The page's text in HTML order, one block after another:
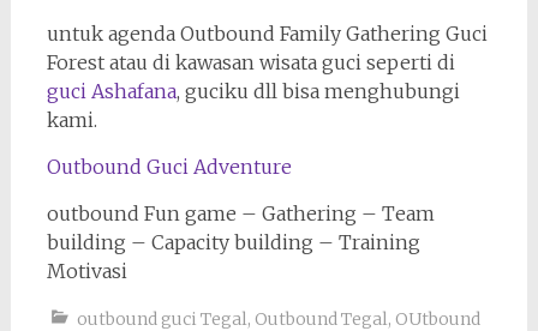
untuk agenda Outbound Family Gathering Guci
Forest atau di kawasan wisata guci seperti di
guci Ashafana, guciku dll bisa menghubungi
kami.
Outbound Guci Adventure
outbound Fun game – Gathering – Team
building – Capacity building – Training
Motivasi
outbound guci Tegal, Outbound Tegal, OUtbound